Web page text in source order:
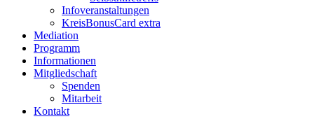
Infoveranstaltungen
KreisBonusCard extra
Mediation
Programm
Informationen
Mitgliedschaft
Spenden
Mitarbeit
Kontakt